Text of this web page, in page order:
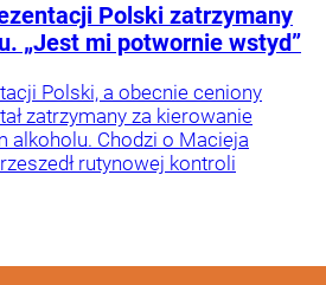
Polski zatrzymany
„Jest mi potwornie wstyd”
Polski, a obecnie ceniony
zatrzymany za kierowanie
alkoholu. Chodzi o Macieja
rutynowej kontroli